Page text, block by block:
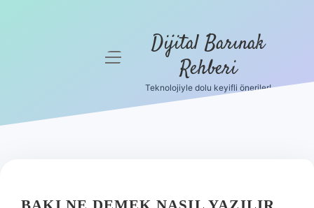
menüyü
Dijital Barınak
Rehberi
Teknolojiyle dolu keyifli öneriler!